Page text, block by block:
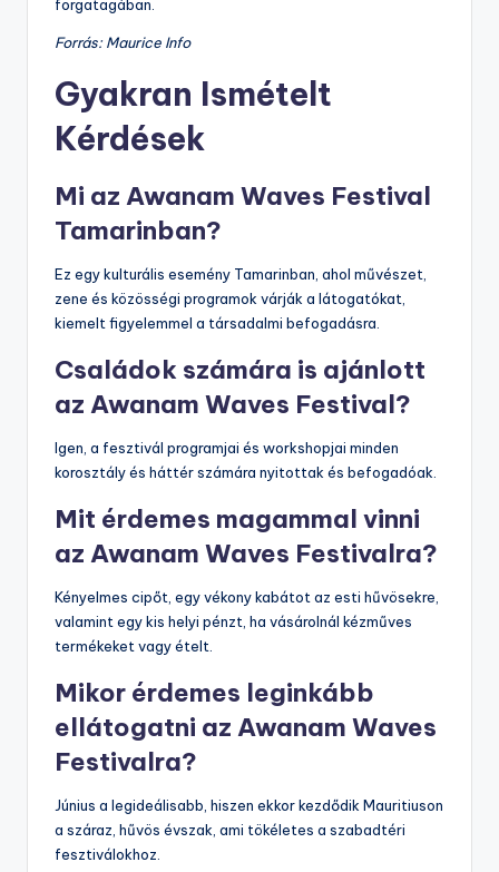
forgatagában.
Forrás: Maurice Info
Gyakran Ismételt
Kérdések
Mi az Awanam Waves Festival
Tamarinban?
Ez egy kulturális esemény Tamarinban, ahol művészet,
zene és közösségi programok várják a látogatókat,
kiemelt figyelemmel a társadalmi befogadásra.
Családok számára is ajánlott
az Awanam Waves Festival?
Igen, a fesztivál programjai és workshopjai minden
korosztály és háttér számára nyitottak és befogadóak.
Mit érdemes magammal vinni
az Awanam Waves Festivalra?
Kényelmes cipőt, egy vékony kabátot az esti hűvösekre,
valamint egy kis helyi pénzt, ha vásárolnál kézműves
termékeket vagy ételt.
Mikor érdemes leginkább
ellátogatni az Awanam Waves
Festivalra?
Június a legideálisabb, hiszen ekkor kezdődik Mauritiuson
a száraz, hűvös évszak, ami tökéletes a szabadtéri
fesztiválokhoz.